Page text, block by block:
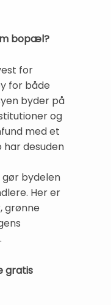
bopæl?
for
for både
byder på
og
med et
har desuden
bydelen
Her er
grønne
gratis